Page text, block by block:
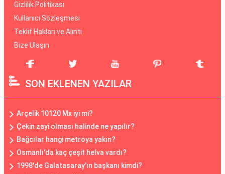
Gizlilik Politikası
Kullanıcı Sözleşmesi
Teklif Hakları ve Alıntı
Bize Ulaşın
SON EKLENEN YAZILAR
Arçelik 10120 Mx iyi mi?
Çekin zayi olması halinde ne yapılır?
Bağcılar hangi metroya yakın?
Osmanlı'da kaç çeşit helva vardı?
1998'de Galatasaray'ın başkanı kimdi?